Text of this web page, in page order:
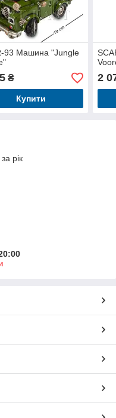
93 Машина "Jungle
₴
Купити
2
рік